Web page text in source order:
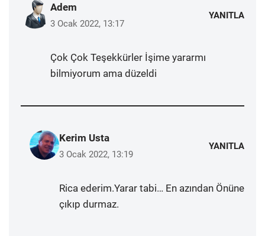
Adem
3 Ocak 2022, 13:17
YANITLA
Çok Çok Teşekkürler İşime yararmı
bilmiyorum ama düzeldi
Kerim Usta
3 Ocak 2022, 13:19
YANITLA
Rica ederim.Yarar tabi… En azından Önüne
çıkıp durmaz.